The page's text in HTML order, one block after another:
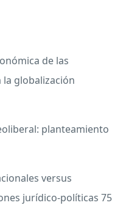
de las
globalización
planteamiento
versus
jurídico-políticas 75